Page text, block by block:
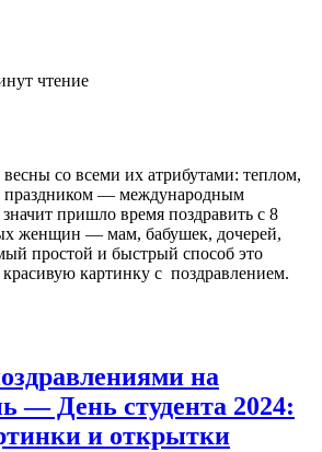
чтение
со всеми их атрибутами: теплом,
— международным
пришло время поздравить с 8
женщин — мам, бабушек, дочерей,
простой и быстрый способ это
картинку с поздравлением.
на
— День студента 2024:
и открытки